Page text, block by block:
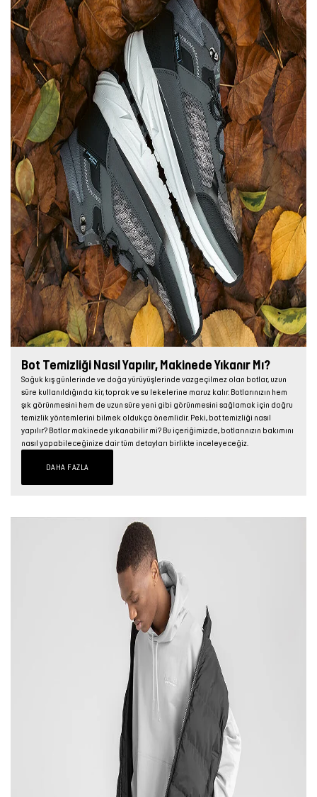
Bot Temizliği Nasıl Yapılır, Makinede Yıkanır Mı?
Soğuk kış günlerinde ve doğa yürüyüşlerinde vazgeçilmez olan botlar, uzun
süre kullanıldığında kir, toprak ve su lekelerine maruz kalır. Botlarınızın hem
şık görünmesini hem de uzun süre yeni gibi görünmesini sağlamak için doğru
temizlik yöntemlerini bilmek oldukça önemlidir. Peki, bot temizliği nasıl
yapılır? Botlar makinede yıkanabilir mi? Bu içeriğimizde, botlarınızın bakımını
nasıl yapabileceğinize dair tüm detayları birlikte inceleyeceğiz.
DAHA FAZLA